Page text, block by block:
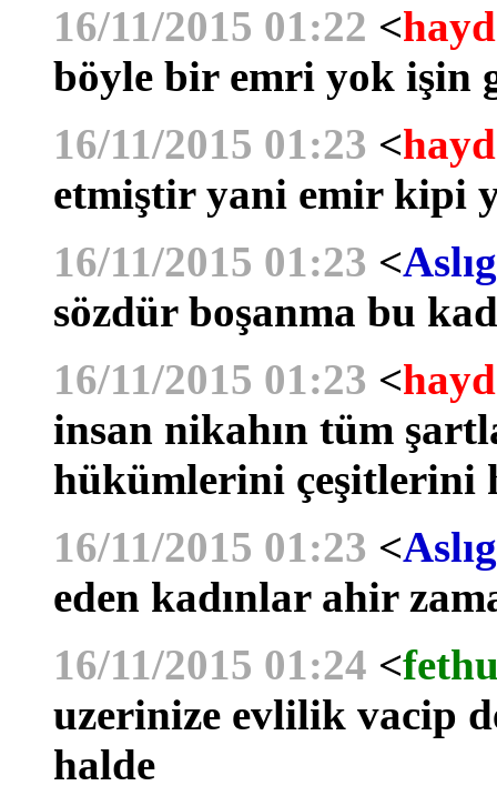
16/11/2015 01:22 <
böyle bir emri yok işin
16/11/2015 01:23 <
etmiştir yani emir kipi
16/11/2015 01:23 <
sözdür boşanma bu
16/11/2015 01:23 <
insan nikahın tüm
hükümlerini çeşitlerini
16/11/2015 01:23 <
eden kadınlar ahir
16/11/2015 01:24 <
uzerinize evlilik vacip
halde